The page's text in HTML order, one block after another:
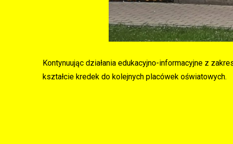
Kontynuując działania edukacyjno-informacyjne z
kształcie kredek do kolejnych placówek oświatowych.